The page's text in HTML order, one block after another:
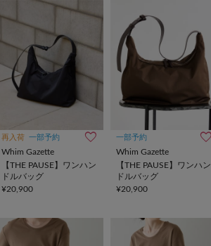
再入荷 一部予約
Whim Gazette
【THE PAUSE】ワンハン
ドルバッグ
¥20,900
一部予約
Whim Gazette
【THE PAUSE】ワンハン
ドルバッグ
¥20,900